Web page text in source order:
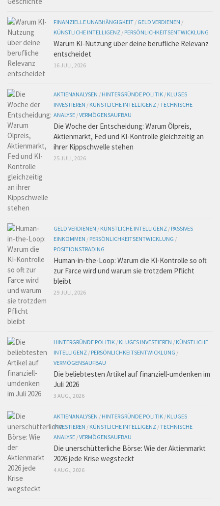
FINANZIELLE UNABHÄNGIGKEIT / GELD VERDIENEN /
KÜNSTLICHE INTELLIGENZ / PERSÖNLICHKEITSENTWICKLUNG
Warum KI-Nutzung über deine berufliche Relevanz
entscheidet
16 JULI, 2026
AKTIENANALYSEN / HINTERGRÜNDE POLITIK / KLUGES
INVESTIEREN / KÜNSTLICHE INTELLIGENZ /TECHNISCHE
ANALYSE /VERMÖGENSAUFBAU
Die Woche der Entscheidung: Warum Ölpreis,
Aktienmarkt, Fed und KI-Kontrolle gleichzeitig an
ihrer Kippschwelle stehen
25 JULI, 2026
GELD VERDIENEN / KÜNSTLICHE INTELLIGENZ / PASSIVES
EINKOMMEN / PERSÖNLICHKEITSENTWICKLUNG /
POSITIONSTRADING
Human-in-the-Loop: Warum die KI-Kontrolle so oft
zur Farce wird und warum sie trotzdem Pflicht
bleibt
29 JULI, 2026
HINTERGRÜNDE POLITIK / KLUGES INVESTIEREN / KÜNSTLICHE
INTELLIGENZ / PERSÖNLICHKEITSENTWICKLUNG /
VERMÖGENSAUFBAU
Die beliebtesten Artikel auf finanziell-umdenken im
Juli 2026
3 AUG., 2026
AKTIENANALYSEN / HINTERGRÜNDE POLITIK / KLUGES
INVESTIEREN / KÜNSTLICHE INTELLIGENZ /TECHNISCHE
ANALYSE /VERMÖGENSAUFBAU
Die unerschütterliche Börse: Wie der Aktienmarkt
2026 jede Krise wegsteckt
4 AUG., 2026